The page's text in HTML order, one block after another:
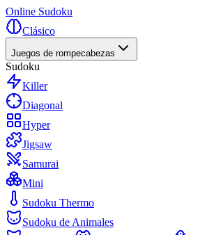
Online Sudoku
Clásico
Juegos de rompecabezas
Sudoku
Killer
Diagonal
Hyper
Jigsaw
Samurai
Mini
Sudoku Thermo
Sudoku de Animales